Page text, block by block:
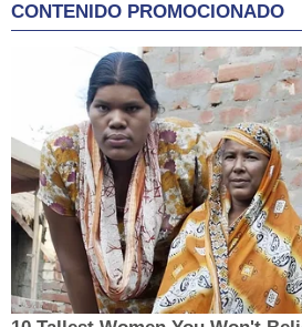
CONTENIDO PROMOCIONADO